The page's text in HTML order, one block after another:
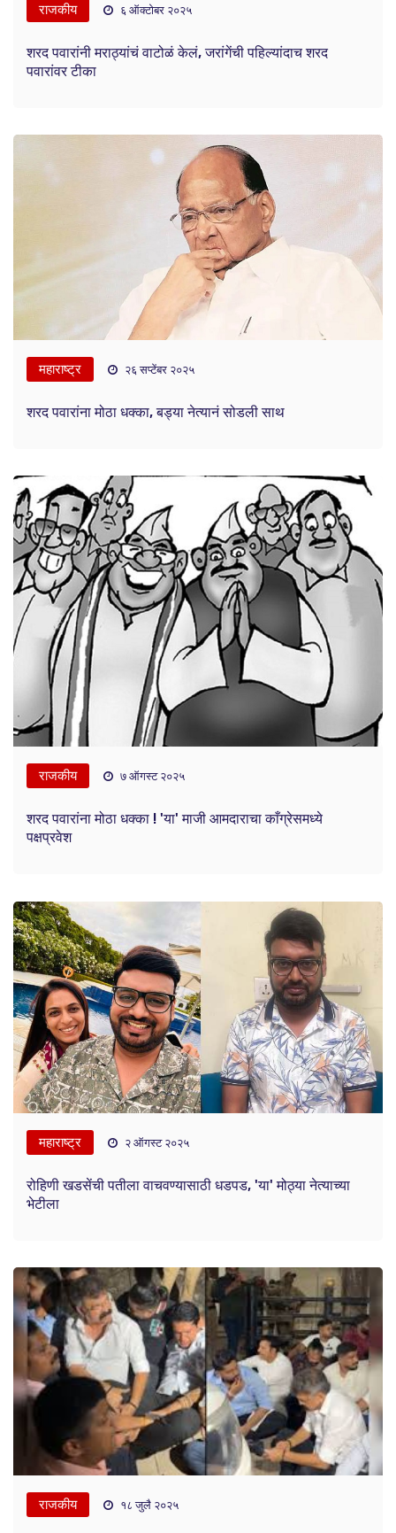
राजकीय ६ ऑक्टोबर २०२५
शरद पवारांनी मराठ्यांचं वाटोळं केलं, जरांगेंची पहिल्यांदाच शरद
पवारांवर टीका
महाराष्ट्र २६ सप्टेंबर २०२५
शरद पवारांना मोठा धक्का, बड्या नेत्यानं सोडली साथ
राजकीय ७ ऑगस्ट २०२५
शरद पवारांना मोठा धक्का ! 'या' माजी आमदाराचा काँग्रेसमध्ये
पक्षप्रवेश
महाराष्ट्र २ ऑगस्ट २०२५
रोहिणी खडसेंची पतीला वाचवण्यासाठी धडपड, 'या' मोठ्या नेत्याच्या
भेटीला
राजकीय १८ जुलै २०२५